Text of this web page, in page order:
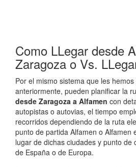
Como LLegar desde
Zaragoza o Vs.
Por el mismo sistema que les
anteriormente, pueden planificar la
desde Zaragoza a Alfamen con
autopistas o autovias, el tiempo
recorridos dependiendo de la ruta
punto de partida Alfamen o Alfamen
lugar de dichas ciudades y punto de
de España o de Europa.